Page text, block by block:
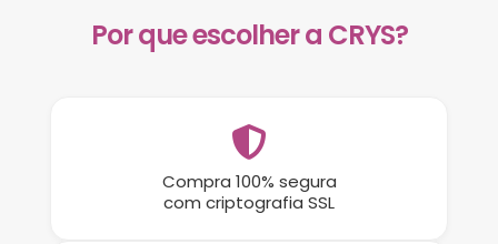
Por que escolher a CRYS?
Compra 100% segura
com criptografia SSL